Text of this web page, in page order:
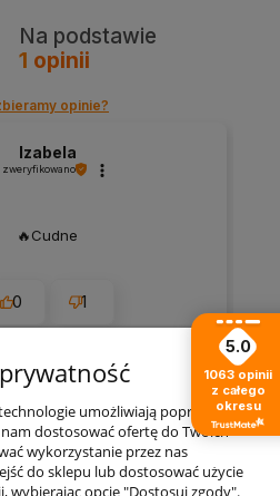
Na podstawie
1 opinii
opinie?
Izabela
zweryfikowano
🔥Cudne
0 1
przez
5.0
1063 opinii
z całego
okresu
umożliwiają poprawne
dostosować ofertę do Twoich
wykorzystanie przez nas
do sklepu lub dostosować użycie
wybierając opcję "Dostosuj zgody".